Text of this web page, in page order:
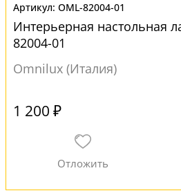
OML-82004-01
Интерьерная настольная
82004-01
Omnilux (Италия)
1 200 ₽